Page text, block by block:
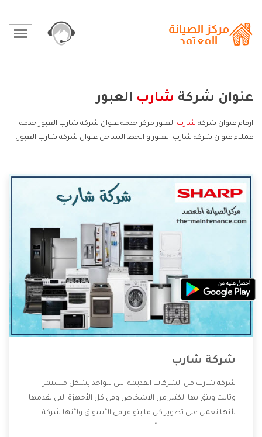
عنوان شركة شارب العبور
ارقام عنوان شركة شارب العبور مركز خدمة عنوان شركة شارب العبور خدمة
عملاء عنوان شركة شارب العبور و الخط الساخن عنوان شركة شارب العبور.
شركة شارب
شركة شارب من الشركات القديمة التى تتواجد بشكل مستمر
وثابت ويثق بها الكثير من الاشخاص وفى كل الأجهزة التى تقدمها
لأنها تعمل على تطوير كل ما يتوافر فى الأسواق ولأنها شركة